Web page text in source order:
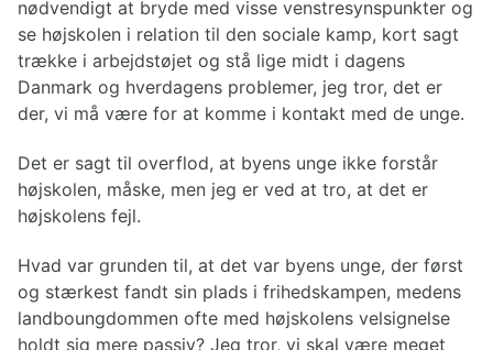
nødvendigt at bryde med visse venstresynspunkter og
se højskolen i relation til den sociale kamp, kort sagt
trække i arbejdstøjet og stå lige midt i dagens
Danmark og hverdagens problemer, jeg tror, det er
der, vi må være for at komme i kontakt med de unge.
Det er sagt til overflod, at byens unge ikke forstår
højskolen, måske, men jeg er ved at tro, at det er
højskolens fejl.
Hvad var grunden til, at det var byens unge, der først
og stærkest fandt sin plads i frihedskampen, medens
landboungdommen ofte med højskolens velsignelse
holdt sig mere passiv? Jeg tror, vi skal være meget